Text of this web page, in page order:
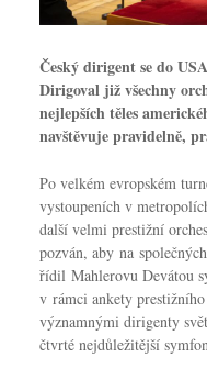
Český dirigent se do
Dirigoval již všechny
nejlepších těles
navštěvuje pravidelně,
Po velkém evropském
vystoupeních v
další velmi prestižní
pozván, aby na
řídil Mahlerovu Devátou
v rámci ankety
významnými dirigenty
čtvrté nejdůležitější